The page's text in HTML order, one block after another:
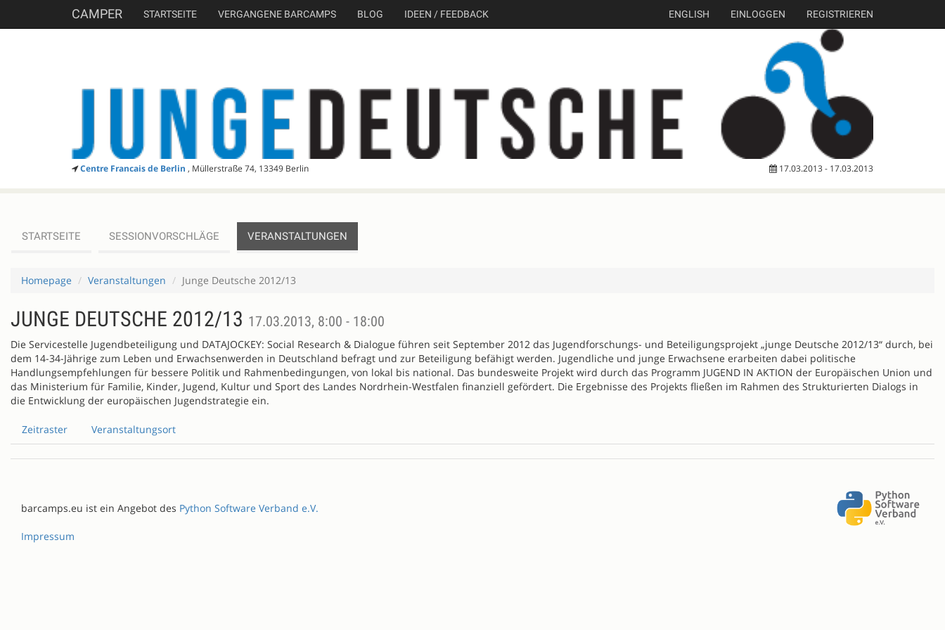
CAMPER STARTSEITE VERGANGENE BARCAMPS BLOG IDEEN / FEEDBACK ENGLISH EINLOGGEN REGISTRIEREN
Centre Francais de Berlin , Müllerstraße 74, 13349 Berlin 17.03.2013 - 17.03.2013
STARTSEITE SESSIONVORSCHLÄGE VERANSTALTUNGEN
Homepage Veranstaltungen Junge Deutsche 2012/13
JUNGE DEUTSCHE 2012/13 17.03.2013, 8:00 - 18:00
Die Servicestelle Jugendbeteiligung und DATAJOCKEY: Social Research & Dialogue führen seit September 2012 das Jugendforschungs- und Beteiligungsprojekt „junge Deutsche 2012/13“ durch, bei
dem 14-34-Jährige zum Leben und Erwachsenwerden in Deutschland befragt und zur Beteiligung befähigt werden. Jugendliche und junge Erwachsene erarbeiten dabei politische
Handlungsempfehlungen für bessere Politik und Rahmenbedingungen, von lokal bis national. Das bundesweite Projekt wird durch das Programm JUGEND IN AKTION der Europäischen Union und
das Ministerium für Familie, Kinder, Jugend, Kultur und Sport des Landes Nordrhein-Westfalen finanziell gefördert. Die Ergebnisse des Projekts fließen im Rahmen des Strukturierten Dialogs in
die Entwicklung der europäischen Jugendstrategie ein.
Zeitraster Veranstaltungsort
barcamps.eu ist ein Angebot des Python Software Verband e.V.
Impressum